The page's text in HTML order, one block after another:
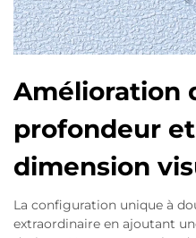
Amélioration
profondeur
dimension
La configuration unique à
extraordinaire en ajoutant